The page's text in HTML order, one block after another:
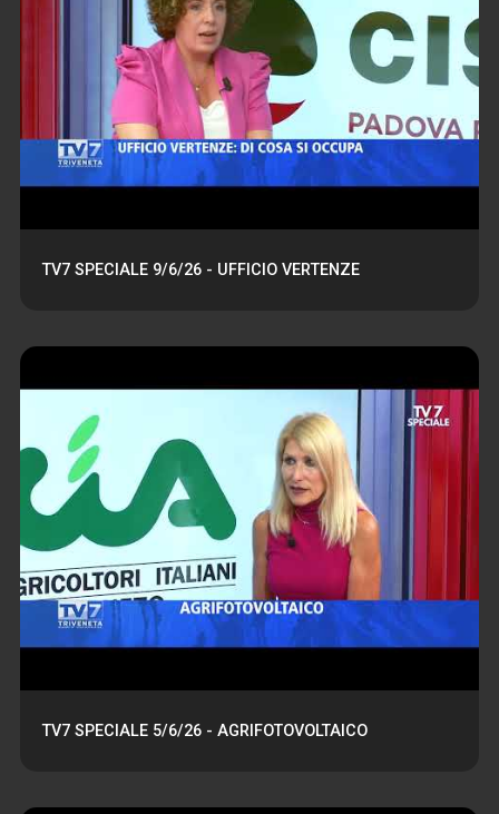
TV7 SPECIALE 9/6/26 - UFFICIO VERTENZE
TV7 SPECIALE 5/6/26 - AGRIFOTOVOLTAICO